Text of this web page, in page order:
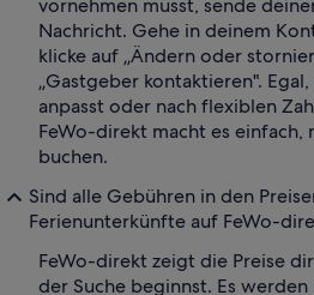
vornehmen musst, sende
Nachricht. Gehe in deinem
klicke auf „Ändern oder
„Gastgeber kontaktieren".
anpasst oder nach flexiblen
FeWo-direkt macht es einfach,
buchen.
Sind alle Gebühren in den
Ferienunterkünfte auf FeWo-
FeWo-direkt zeigt die Preise
der Suche beginnst. Es